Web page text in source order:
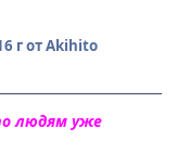
гот Akihito
людям уже